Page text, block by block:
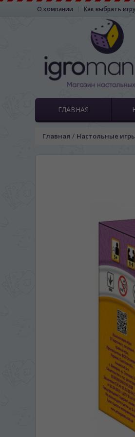
О компании Как выбрать игру
ГЛАВНАЯ
Главная / Настольные